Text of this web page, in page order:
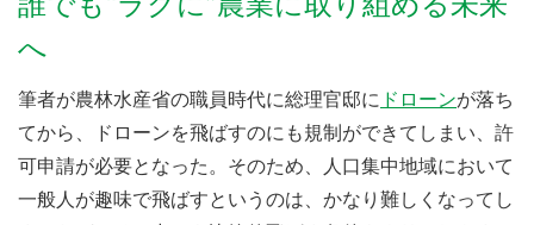
へ
筆者が農林水産省の職員時代に総理官邸に ドローンが落ち
てから、ドローンを飛ばすのにも規制ができてしまい、許
可申請が必要となった。そのため、人口集中地域において
一般人が趣味で飛ばすというのは、かなり難しくなってし